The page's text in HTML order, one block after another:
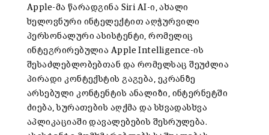
Apple-მა წარადგინა Siri AI-ი, ახალი
ხელოვნური ინტელექტით აღჭურვილი
პერსონალური ასისტენტი, რომელიც
ინტეგრირებულია Apple Intelligence-ის
შესაძლებლობებთან და რომელსაც შეუძლია
პირადი კონტექსტის გაგება, ეკრანზე
არსებული კონტენტის ანალიზი, ინტერნეტში
ძიება, სურათების აღქმა და სხვადასხვა
აპლიკაციაში დავალებების შესრულება.